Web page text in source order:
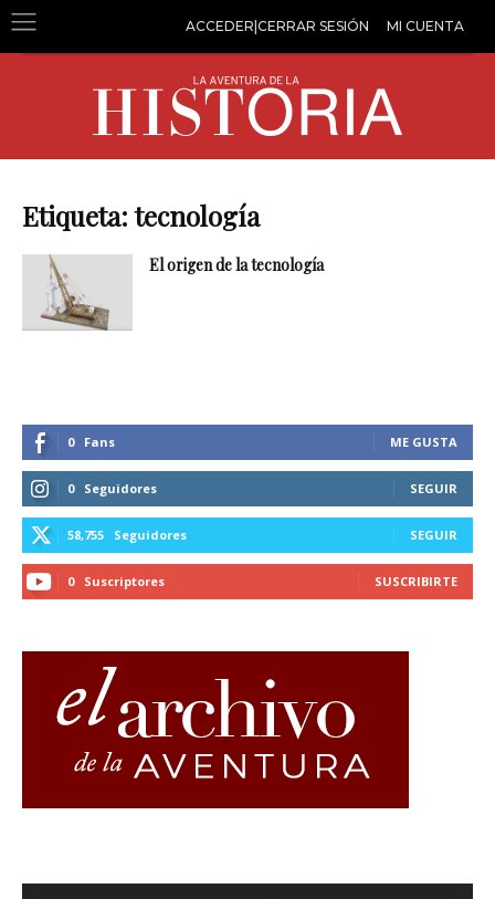
ACCEDER|CERRAR SESIÓN MI CUENTA
Etiqueta: tecnología
El origen de la tecnología
0 Fans ME GUSTA
0 Seguidores SEGUIR
58,755 Seguidores SEGUIR
0 Suscriptores SUSCRIBIRTE